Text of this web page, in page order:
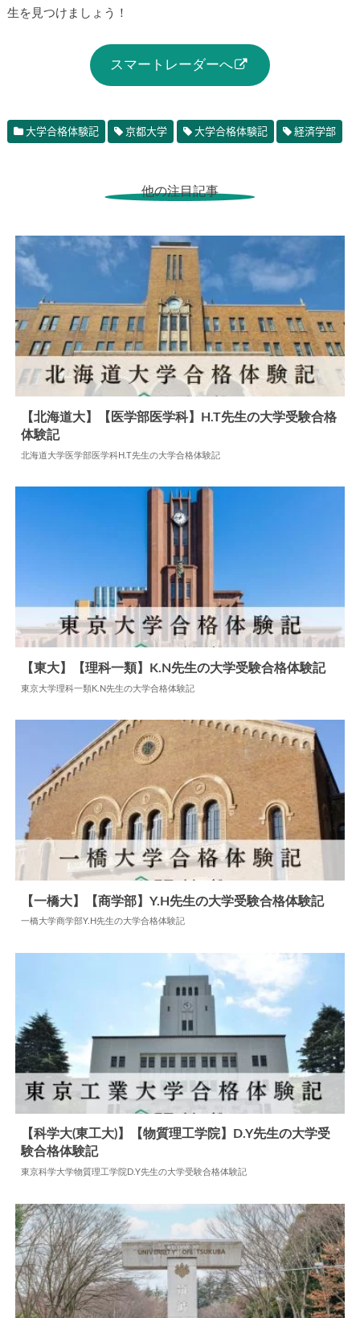
生を見つけましょう！
スマートレーダーへ
大学合格体験記 京都大学 大学合格体験記 経済学部
他の注目記事
大学合格体験記
【北海道大】【医学部医学科】H.T先生の大学受験合格
体験記
北海道大学医学部医学科H.T先生の大学合格体験記
【東大】【理科一類】K.N先生の大学受験合格体験記
東京大学理科一類K.N先生の大学合格体験記
【一橋大】【商学部】Y.H先生の大学受験合格体験記
一橋大学商学部Y.H先生の大学合格体験記
大学合格体験記
【科学大(東工大)】【物質理工学院】D.Y先生の大学受
験合格体験記
東京科学大学物質理工学院D.Y先生の大学受験合格体験記